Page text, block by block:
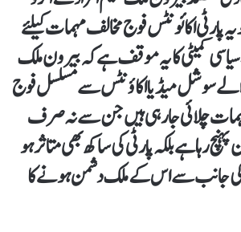
پارٹی اکائونٹس فوج مخالف مہمات کیلئے
کمیٹی کا یہ موقف ہے کہ بیرون ملک
سوشل میڈیا اکاؤنٹس سے مسلسل فوج
چلائی جا رہی ہیں جن سے نہ صرف
رہا ہے بلکہ پارٹی کی ساکھ بھی متاثر ہو
کی جانب سے اس کے ملک دشمن ہونے کا